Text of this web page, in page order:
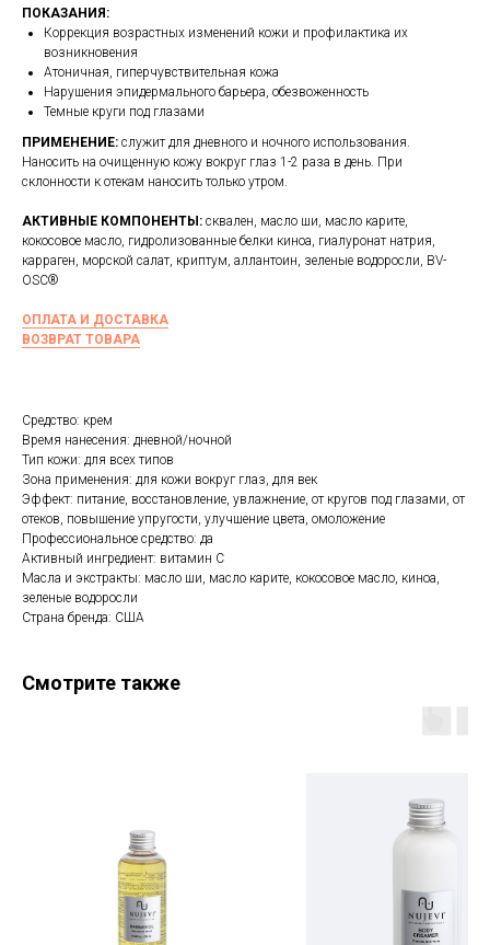
ПОКАЗАНИЯ:
Коррекция возрастных изменений кожи и профилактика их
возникновения
Атоничная, гиперчувствительная кожа
Нарушения эпидермального барьера, обезвоженность
Темные круги под глазами
ПРИМЕНЕНИЕ: служит для дневного и ночного использования.
Наносить на очищенную кожу вокруг глаз 1-2 раза в день. При
склонности к отекам наносить только утром.
АКТИВНЫЕ КОМПОНЕНТЫ: сквален, масло ши, масло карите,
кокосовое масло, гидролизованные белки киноа, гиалуронат натрия,
карраген, морской салат, криптум, аллантоин, зеленые водоросли, BV-
OSC®
ОПЛАТА И ДОСТАВКА
ВОЗВРАТ ТОВАРА
Средство: крем
Время нанесения: дневной/ночной
Тип кожи: для всех типов
Зона применения: для кожи вокруг глаз, для век
Эффект: питание, восстановление, увлажнение, от кругов под глазами, от
отеков, повышение упругости, улучшение цвета, омоложение
Профессиональное средство: да
Активный ингредиент: витамин С
Масла и экстракты: масло ши, масло карите, кокосовое масло, киноа,
зеленые водоросли
Страна бренда: США
Смотрите также